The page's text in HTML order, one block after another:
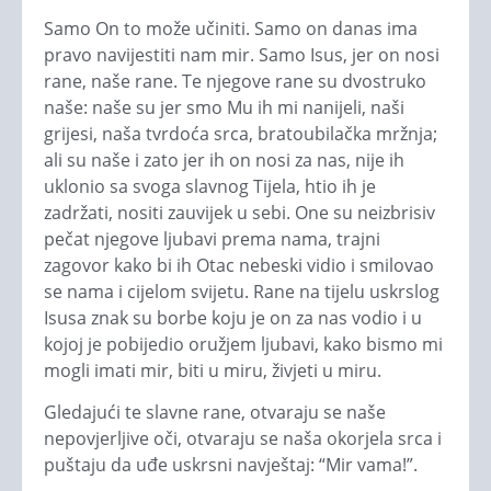
Samo On to može učiniti. Samo on danas ima
pravo navijestiti nam mir. Samo Isus, jer on nosi
rane, naše rane. Te njegove rane su dvostruko
naše: naše su jer smo Mu ih mi nanijeli, naši
grijesi, naša tvrdoća srca, bratoubilačka mržnja;
ali su naše i zato jer ih on nosi za nas, nije ih
uklonio sa svoga slavnog Tijela, htio ih je
zadržati, nositi zauvijek u sebi. One su neizbrisiv
pečat njegove ljubavi prema nama, trajni
zagovor kako bi ih Otac nebeski vidio i smilovao
se nama i cijelom svijetu. Rane na tijelu uskrslog
Isusa znak su borbe koju je on za nas vodio i u
kojoj je pobijedio oružjem ljubavi, kako bismo mi
mogli imati mir, biti u miru, živjeti u miru.
Gledajući te slavne rane, otvaraju se naše
nepovjerljive oči, otvaraju se naša okorjela srca i
puštaju da uđe uskrsni navještaj: “Mir vama!”.